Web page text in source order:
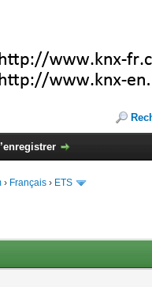
› Français › ETS